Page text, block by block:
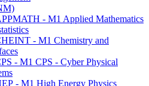
- M1 Applied Mathematics
- M1 Chemistry and
- M1 CPS - Cyber Physical
- M1 High Energy Physics